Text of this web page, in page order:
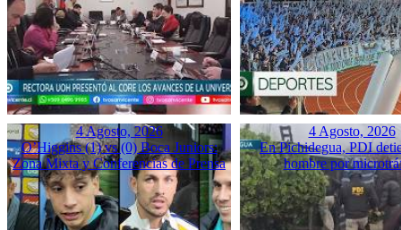
4 Agosto, 2026
O’Higgins (1) vs (0) Boca Juniors:
Zona Mixta y Conferencias de Prensa
4 Agosto, 2026
En Pichidegua, PDI
hombre por